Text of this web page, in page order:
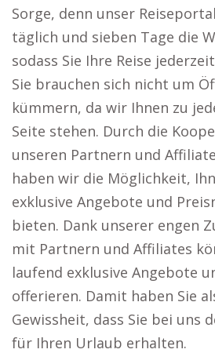
Sorge, denn unser
täglich und sieben Tage die
sodass Sie Ihre Reise
Sie brauchen sich nicht um
kümmern, da wir Ihnen zu
Seite stehen. Durch die
unseren Partnern und
haben wir die Möglichkeit,
exklusive Angebote und
bieten. Dank unserer engen
mit Partnern und Affiliates
laufend exklusive Angebote
offerieren. Damit haben Sie
Gewissheit, dass Sie bei uns
für Ihren Urlaub erhalten.